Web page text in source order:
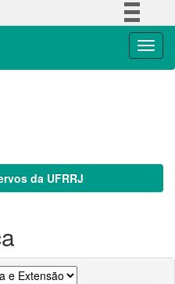
da UFRRJ